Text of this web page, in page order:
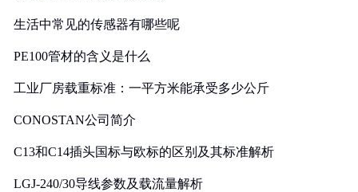
生活中常见的传感器有哪些呢
PE100管材的含义是什么
工业厂房载重标准：一平方米能承受多少公斤
CONOSTAN公司简介
C13和C14插头国标与欧标的区别及其标准解析
LGJ-240/30导线参数及载流量解析